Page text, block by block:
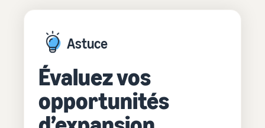
Astuce
Évaluez vos
opportunités